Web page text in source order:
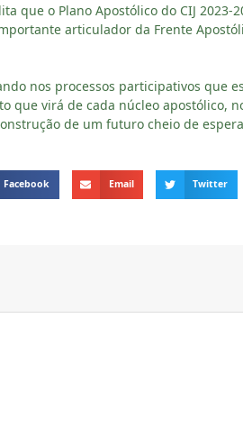
que o Plano Apostólico do CIJ 2023-
articulador da Frente
nos processos participativos que
que virá de cada núcleo apostólico,
de um futuro cheio de
Facebook Email Twitter